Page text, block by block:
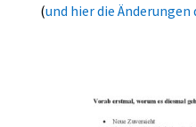
(und hier die